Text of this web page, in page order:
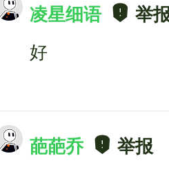
凌星细语
举
好
葩葩乔
举报